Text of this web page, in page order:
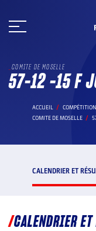
au
COMITE DE MOSELLE
57-12 -15 F
ACCUEIL
COMITE DE MOSELLE
CALENDRIER ET
CALENDRIER ET